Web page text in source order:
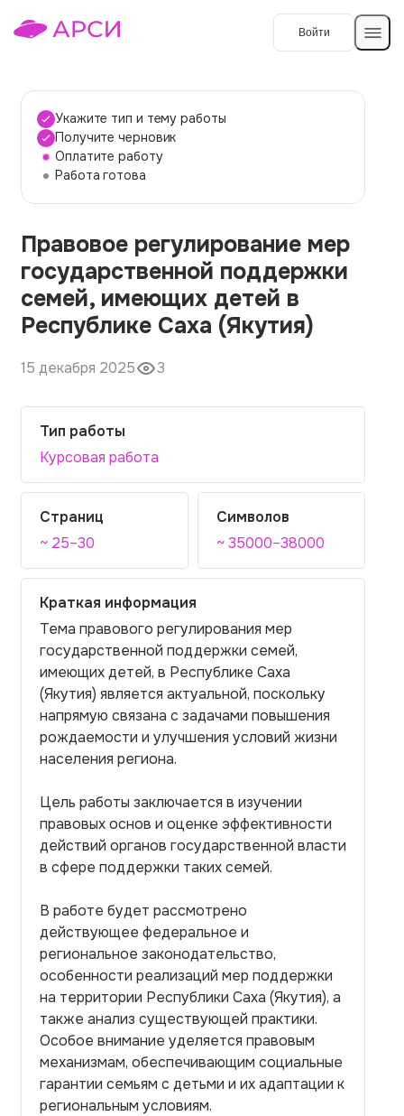
Войти
Темы работ
О сервисе
О компании
Наши гарантии
Порядок оплаты
Контакты
Укажите тип и тему работы
Получите черновик
Оплатите работу
Работа готова
Правовое регулирование мер
государственной поддержки
семей, имеющих детей в
Республике Саха (Якутия)
15 декабря 2025 3
Тип работы
Курсовая работа
Страниц
~ 25–30
Символов
~ 35000–38000
Краткая информация
Тема правового регулирования мер
государственной поддержки семей,
имеющих детей, в Республике Саха
(Якутия) является актуальной, поскольку
напрямую связана с задачами повышения
рождаемости и улучшения условий жизни
населения региона.
Цель работы заключается в изучении
правовых основ и оценке эффективности
действий органов государственной власти
в сфере поддержки таких семей.
В работе будет рассмотрено
действующее федеральное и
региональное законодательство,
особенности реализаций мер поддержки
на территории Республики Саха (Якутия), а
также анализ существующей практики.
Особое внимание уделяется правовым
механизмам, обеспечивающим социальные
гарантии семьям с детьми и их адаптации к
региональным условиям.